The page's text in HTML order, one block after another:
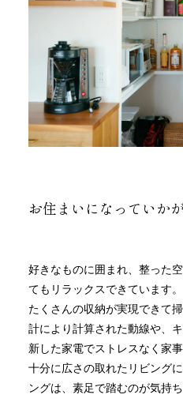
お住まいになっていか
好きなものに囲まれ、整った
てもリラックスできています。
たくさんの収納が実現できて
計により計算された動線や、
新した家電でストレスなく家
十分に広さの取れたリビング
ングは、素足で踏むのが気持ち